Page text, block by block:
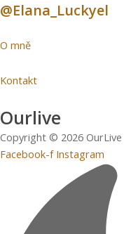
@Elana_Luckyel
O mně
Kontakt
Ourlive
Copyright © 2026 OurLive
Facebook-f Instagram